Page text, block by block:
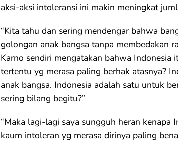
aksi-aksi intoleransi ini makin meningkat
“Kita tahu dan sering mendengar bahwa
golongan anak bangsa tanpa membedakan
Karno sendiri mengatakan bahwa
tertentu yg merasa paling berhak atasnya?
anak bangsa. Indonesia adalah satu untuk
sering bilang begitu?”
“Maka lagi-lagi saya sungguh heran kenapa
kaum intoleran yg merasa dirinya paling